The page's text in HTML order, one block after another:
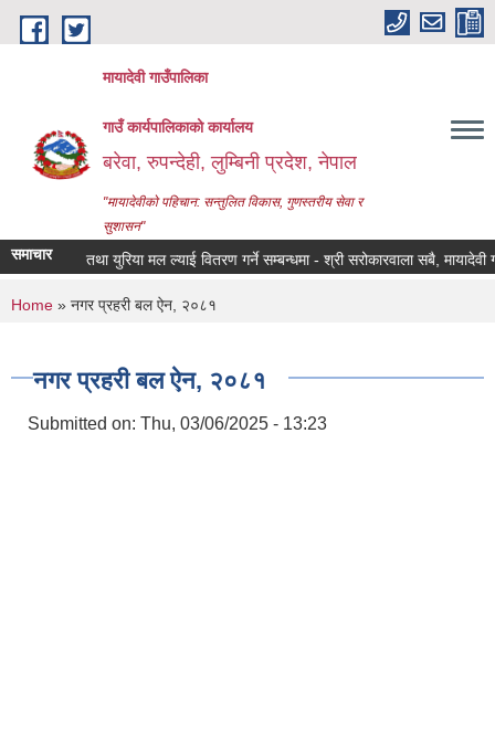
Skip to main content
मायादेवी गाउँपालिका
गाउँ कार्यपालिकाको कार्यालय
बरेवा, रुपन्देही, लुम्बिनी प्रदेश, नेपाल
"मायादेवीको पहिचान: सन्तुलित विकास, गुणस्तरीय सेवा र
सुशासन"
समाचार
डी.ए.पी तथा युरिया मल ल्याई वितरण गर्ने सम्बन्धमा - श्री सरोकारवाला सबै, मायादेवी
You are here
Home » नगर प्रहरी बल ऐन, २०८१
नगर प्रहरी बल ऐन, २०८१
Submitted on: Thu, 03/06/2025 - 13:23